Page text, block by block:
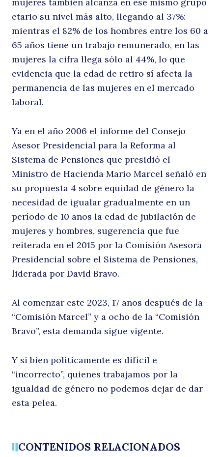
etario su nivel más alto, llegando al 37%:
mientras el 82% de los hombres entre los 60 a
65 años tiene un trabajo remunerado, en las
mujeres la cifra llega sólo al 44%, lo que
evidencia que la edad de retiro sí afecta la
permanencia de las mujeres en el mercado
laboral.
Ya en el año 2006 el informe del Consejo
Asesor Presidencial para la Reforma al
Sistema de Pensiones que presidió el
Ministro de Hacienda Mario Marcel señaló en
su propuesta 4 sobre equidad de género la
necesidad de igualar gradualmente en un
período de 10 años la edad de jubilación de
mujeres y hombres, sugerencia que fue
reiterada en el 2015 por la Comisión Asesora
Presidencial sobre el Sistema de Pensiones,
liderada por David Bravo.
Al comenzar este 2023, 17 años después de la
“Comisión Marcel” y a ocho de la “Comisión
Bravo”, esta demanda sigue vigente.
Y si bien políticamente es difícil e
“incorrecto”, quienes trabajamos por la
igualdad de género no podemos dejar de dar
esta pelea.
CONTENIDOS RELACIONADOS